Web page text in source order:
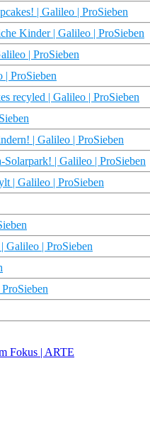
| Galileo | ProSieben
Kinder | Galileo | ProSieben
| ProSieben
| ProSieben
recyled | Galileo | ProSieben
| Galileo | ProSieben
| Galileo | ProSieben
| Galileo | ProSieben
Galileo | ProSieben
Fokus | ARTE